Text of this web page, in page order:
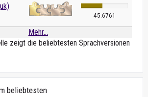
45.6761
Mehr...
zeigt die beliebtesten Sprachversionen
beliebtesten